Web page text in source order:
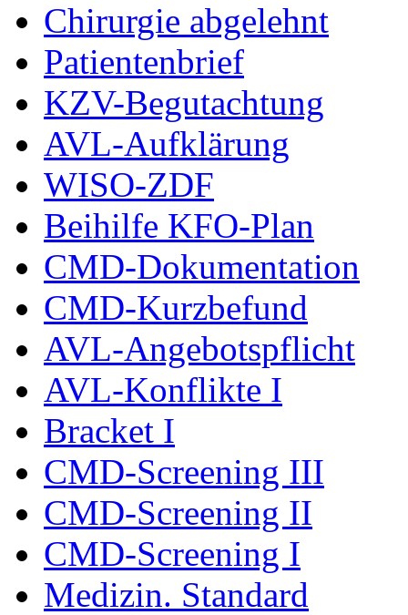
Chirurgie abgelehnt
Patientenbrief
KZV-Begutachtung
AVL-Aufklärung
WISO-ZDF
Beihilfe KFO-Plan
CMD-Dokumentation
CMD-Kurzbefund
AVL-Angebotspflicht
AVL-Konflikte I
Bracket I
CMD-Screening III
CMD-Screening II
CMD-Screening I
Medizin. Standard